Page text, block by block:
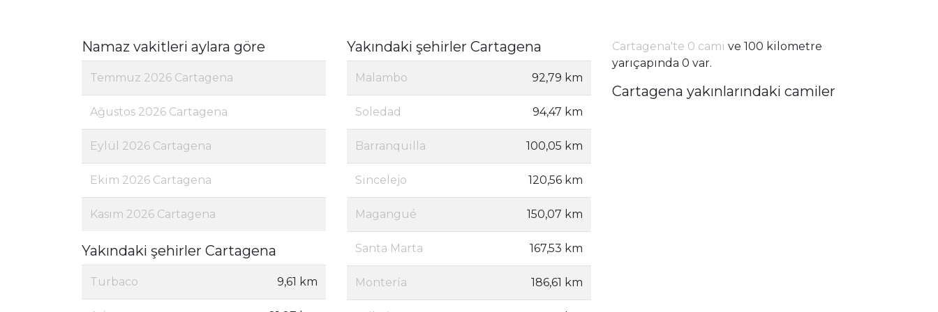
Namaz vakitleri aylara göre
Temmuz 2026 Cartagena
Ağustos 2026 Cartagena
Eylül 2026 Cartagena
Ekim 2026 Cartagena
Kasım 2026 Cartagena
Yakındaki şehirler Cartagena
Turbaco 9,61 km
Yakındaki şehirler Cartagena
Malambo 92,79 km
Soledad 94,47 km
Barranquilla 100,05 km
Sincelejo 120,56 km
Magangué 150,07 km
Santa Marta 167,53 km
Montería 186,61 km
Cartagena'te 0 cami ve 100 kilometre
yarıçapında 0 var.
Cartagena yakınlarındaki camiler